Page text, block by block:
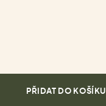
PŘIDAT DO KOŠÍKU